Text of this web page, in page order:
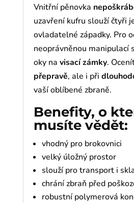
Vnitřní pěnovka
uzavření kufru slouží čtyři
ovladatelné západky. Pro
neoprávněnou manipulací
oky na visací zámky.
přepravě, ale i při
vaší oblíbené zbraně.
Benefity, o
musíte vědět:
vhodný pro brokovnici
velký úložný prostor
slouží pro transport i
chrání zbraň před
robustní polymerová